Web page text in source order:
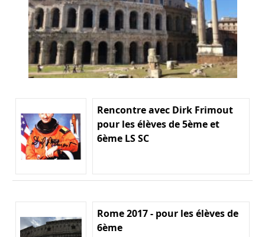
Rencontre avec Dirk Frimout
pour les élèves de 5ème et
6ème LS SC
Rome 2017 - pour les élèves de
6ème